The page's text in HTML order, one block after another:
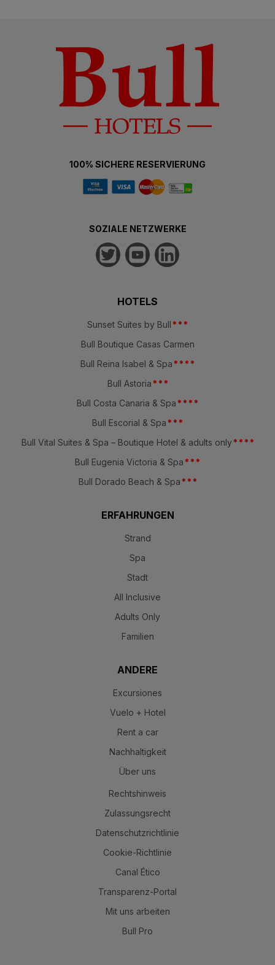
100% SICHERE RESERVIERUNG
SOZIALE NETZWERKE
HOTELS
Sunset Suites by Bull * * *
Bull Boutique Casas Carmen
Bull Reina Isabel & Spa * * * *
Bull Astoria * * *
Bull Costa Canaria & Spa * * * *
Bull Escorial & Spa * * *
Bull Vital Suites & Spa – Boutique Hotel & adults only * * * *
Bull Eugenia Victoria & Spa * * *
Bull Dorado Beach & Spa * * *
ERFAHRUNGEN
Strand
Spa
Stadt
All Inclusive
Adults Only
Familien
ANDERE
Excursiones
Vuelo + Hotel
Rent a car
Nachhaltigkeit
Über uns
Rechtshinweis
Zulassungsrecht
Datenschutzrichtlinie
Cookie-Richtlinie
Canal Ético
Transparenz-Portal
Mit uns arbeiten
Bull Pro